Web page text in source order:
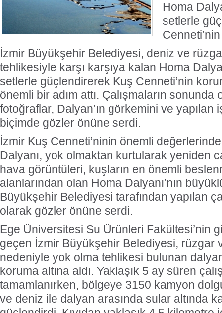
Homa
setlerle
İzmir Büyükşehir Belediyesi, deniz ve
tehlikesiyle karşı karşıya kalan Homa
setlerle güçlendirerek Kuş Cenneti’nin
önemli bir adım attı. Çalışmaların sonunda
fotoğraflar, Dalyan’ın görkemini ve yapılan
biçimde gözler önüne serdi.
İzmir Kuş Cenneti’ninin önemli
Dalyanı, yok olmaktan kurtularak yeniden
hava görüntüleri, kuşların en önemli
alanlarından olan Homa Dalyanı’nın
Büyükşehir Belediyesi tarafından yapılan
olarak gözler önüne serdi.
Ege Üniversitesi Su Ürünleri Fakültesi’nin
geçen İzmir Büyükşehir Belediyesi, rüzgar
nedeniyle yok olma tehlikesi bulunan
koruma altına aldı. Yaklaşık 5 ay süren
tamamlanırken, bölgeye 3150 kamyon
ve deniz ile dalyan arasında sular altında